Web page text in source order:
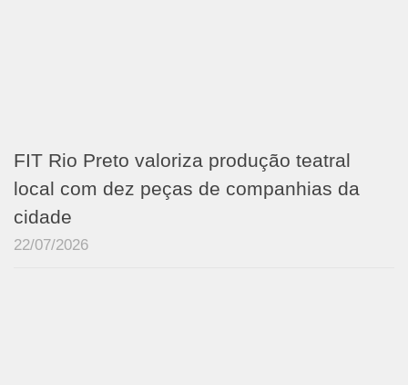
FIT Rio Preto valoriza produção teatral
local com dez peças de companhias da
cidade
22/07/2026